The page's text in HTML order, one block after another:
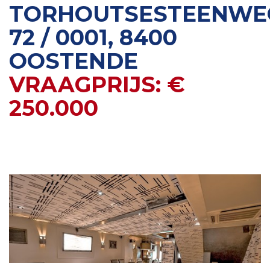
72 / 0001, 8400
OOSTENDE
VRAAGPRIJS: €
250.000